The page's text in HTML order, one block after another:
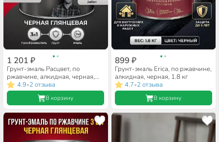
1 201 ₽
Грунт-эмаль Расцвет, по
ржавчине, алкидная, черная,
1.9 кг
4.9•2 отзыва
В корзину
899 ₽
Грунт-эмаль Erica, по ржавчине,
алкидная, черная, 1.8 кг
4.7•2 отзыва
В корзину